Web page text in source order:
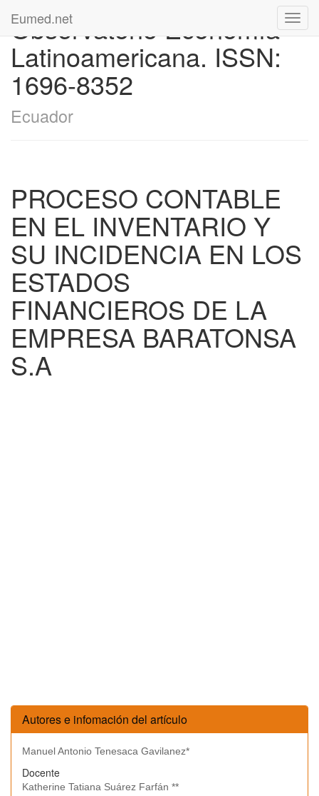
Eumed.net
Observatorio Economía
Latinoamericana. ISSN:
1696-8352
Ecuador
PROCESO CONTABLE
EN EL INVENTARIO Y
SU INCIDENCIA EN LOS
ESTADOS
FINANCIEROS DE LA
EMPRESA BARATONSA
S.A
Autores e infomación del artículo
Manuel Antonio Tenesaca Gavilanez*
Docente
Katherine Tatiana Suárez Farfán **